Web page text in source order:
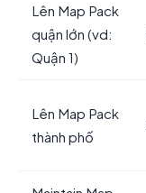
Lên Map Pack
quận lớn (vd:
Quận 1)
Lên Map Pack
thành phố